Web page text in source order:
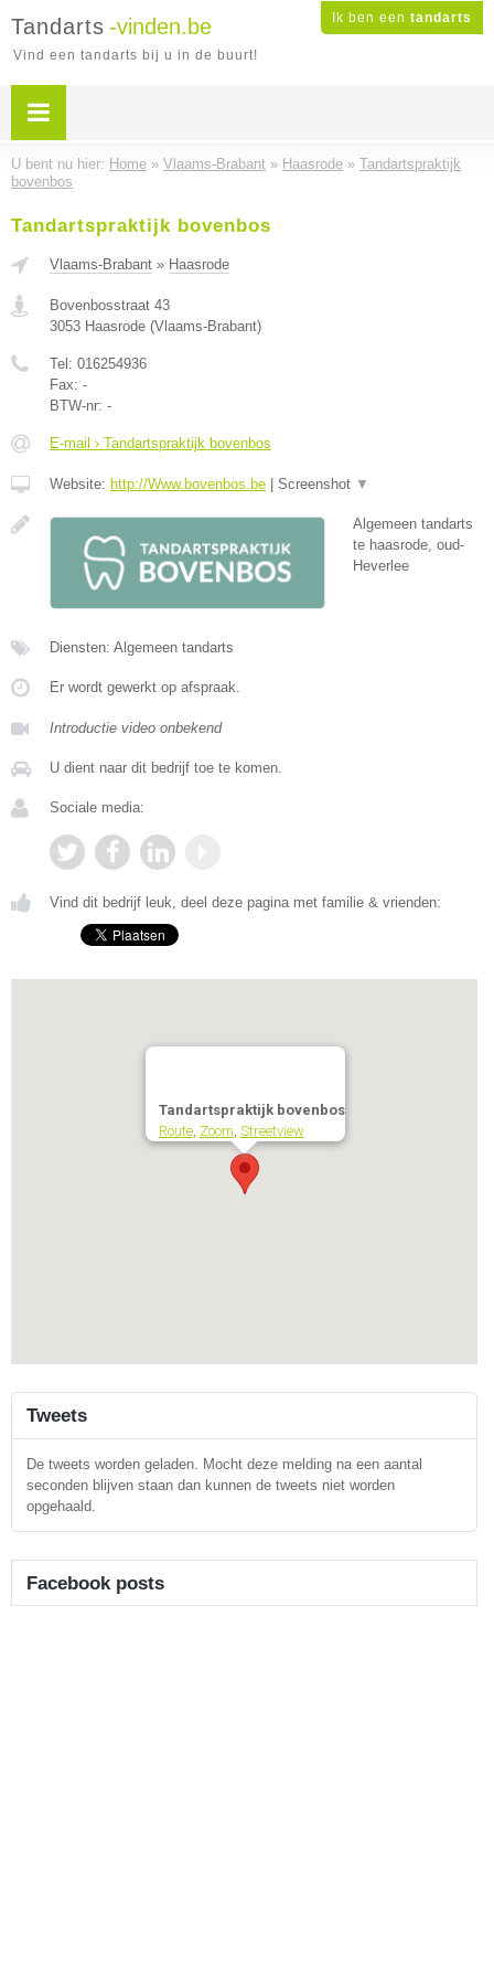
Ik ben een tandarts
Tandarts -vinden.be
Vind een tandarts bij u in de buurt!
U bent nu hier: Home » Vlaams-Brabant » Haasrode » Tandartspraktijk
bovenbos
Tandartspraktijk bovenbos
Vlaams-Brabant » Haasrode
Bovenbosstraat 43
3053 Haasrode (Vlaams-Brabant)
Tel: 016254936
Fax: -
BTW-nr: -
E-mail › Tandartspraktijk bovenbos
Website: http://Www.bovenbos.be Screenshot ▼
Algemeen tandarts
te haasrode, oud-
Heverlee
Diensten: Algemeen tandarts
Er wordt gewerkt op afspraak.
Introductie video onbekend
U dient naar dit bedrijf toe te komen.
Sociale media:
Vind dit bedrijf leuk, deel deze pagina met familie & vrienden:
Tandartspraktijk bovenbos
Route, Zoom, Streetview
Tweets
De tweets worden geladen. Mocht deze melding na een aantal
seconden blijven staan dan kunnen de tweets niet worden
opgehaald.
Facebook posts